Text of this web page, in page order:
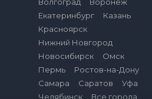
Волгоград
Воронеж
Екатеринбург
Казань
Красноярск
Нижний Новгород
Новосибирск
Омск
Пермь
Ростов-на-Дону
Самара
Саратов
Уфа
Челябинск
Все города